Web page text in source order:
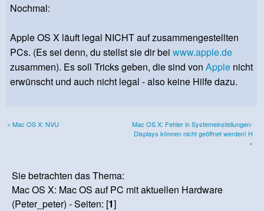
Nochmal:
Apple OS X läuft legal NICHT auf zusammengestellten
PCs. (Es sei denn, du stellst sie dir bei www.apple.de
zusammen). Es soll Tricks geben, die sind von Apple nicht
erwünscht und auch nicht legal - also keine Hilfe dazu.
« Mac OS X: NVU
Mac OS X: Fehler in Systemeinstellungen-
Displays können nicht geöffnet werden! H
»
Sie betrachten das Thema:
Mac OS X: Mac OS auf PC mit aktuellen Hardware
(Peter_peter) - Seiten: [1]